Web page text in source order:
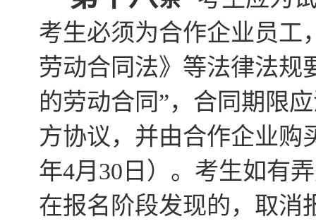
考生必须为合作企业员工
劳动合同法》等法律法规
的劳动合同”，合同期限
方协议，并由合作企业购
年4月30日）。考生如有
在报名阶段发现的，取消